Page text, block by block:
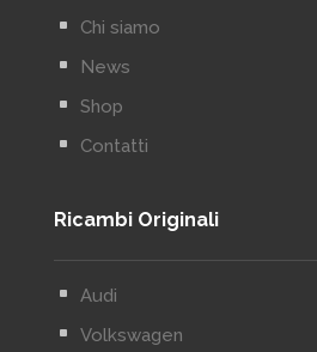
^ Chi siamo
^ News
^ Shop
^ Contatti
Ricambi Originali
^ Audi
^ Volkswagen